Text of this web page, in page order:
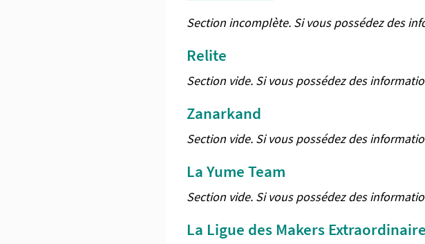
Section incomplète. Si vous possédez des
Relite
Section vide. Si vous possédez des
Zanarkand
Section vide. Si vous possédez des
La Yume Team
Section vide. Si vous possédez des
La Ligue des Makers